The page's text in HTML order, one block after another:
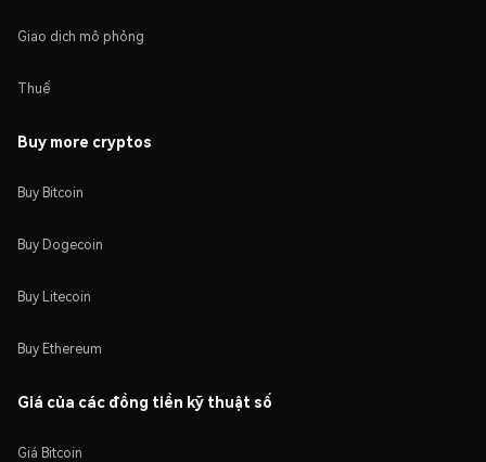
Giao dịch mô phỏng
Thuế
Buy more cryptos
Buy Bitcoin
Buy Dogecoin
Buy Litecoin
Buy Ethereum
Giá của các đồng tiền kỹ thuật số
Giá Bitcoin